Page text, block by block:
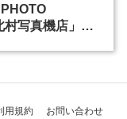
写真機店」が
用規約 お問い合わせ